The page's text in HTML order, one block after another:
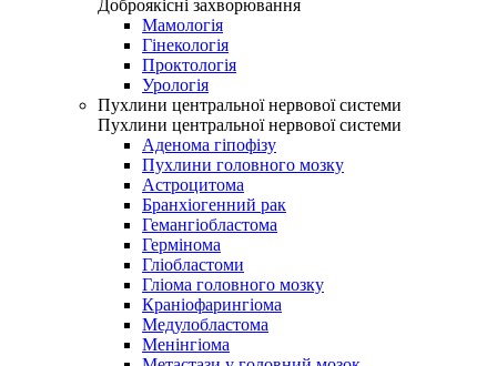
Доброякісні захворювання
Мамологія
Гінекологія
Проктологія
Урологія
Пухлини центральної нервової системи
Пухлини центральної нервової системи
Аденома гіпофізу
Пухлини головного мозку
Астроцитома
Бранхіогенний рак
Гемангіобластома
Гермінома
Гліобластоми
Гліома головного мозку
Краніофарингіома
Медулобластома
Менінгіома